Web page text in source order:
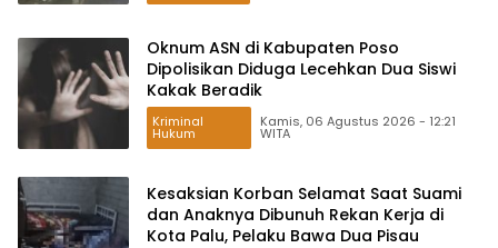
Oknum ASN di Kabupaten Poso
Dipolisikan Diduga Lecehkan Dua Siswi
Kakak Beradik
Kriminal
Hukum
Kamis, 06 Agustus 2026 - 12:21
WITA
Kesaksian Korban Selamat Saat Suami
dan Anaknya Dibunuh Rekan Kerja di
Kota Palu, Pelaku Bawa Dua Pisau